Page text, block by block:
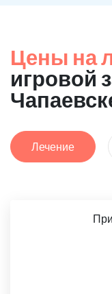
Цены на
игровой
Лечение